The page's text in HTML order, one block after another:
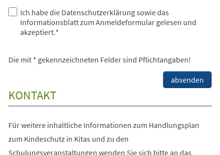
Ich habe die Datenschutzerklärung sowie das
Informationsblatt zum Anmeldeformular gelesen und
akzeptiert.*
Die mit * gekennzeichneten Felder sind Pflichtangaben!
dieses
leer.
absenden
KONTAKT
Für weitere inhaltliche Informationen zum Handlungsplan
zum Kindeschutz in Kitas und zu den
Schulungsveranstaltungen wenden Sie sich bitte an das